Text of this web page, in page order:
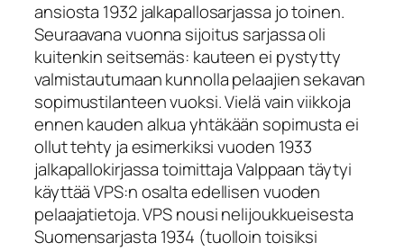
ansiosta 1932 jalkapallosarjassa jo toinen.
Seuraavana vuonna sijoitus sarjassa oli
kuitenkin seitsemäs: kauteen ei pystytty
valmistautumaan kunnolla pelaajien sekavan
sopimustilanteen vuoksi. Vielä vain viikkoja
ennen kauden alkua yhtäkään sopimusta ei
ollut tehty ja esimerkiksi vuoden 1933
jalkapallokirjassa toimittaja Valppaan täytyi
käyttää VPS:n osalta edellisen vuoden
pelaajatietoja. VPS nousi nelijoukkueisesta
Suomensarjasta 1934 (tuolloin toisiksi